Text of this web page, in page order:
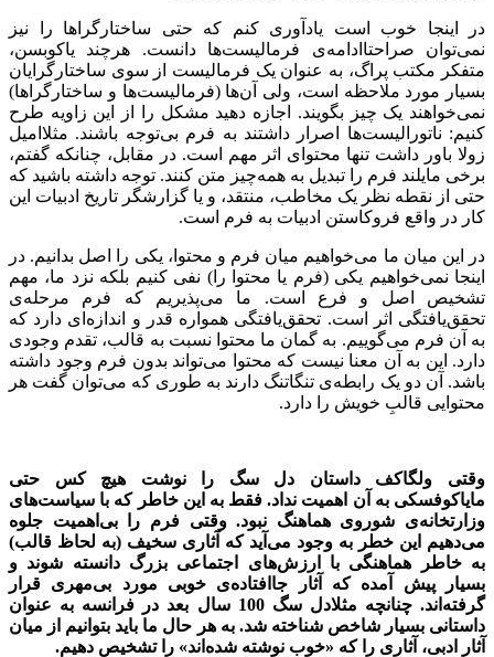
در اینجا خوب است یادآوری کنم که حتی ساختارگراها را نیز
نمی‌توان صراحتا‌ادامه‌ی فرمالیست‌ها دانست. هرچند یاکوبسن،
متفکر مکتب پراگ، به عنوان یک فرمالیست از سوی ساختارگرایان
بسیار مورد ملاحظه است، ولی آن‌ها (فرمالیست‌ها و ساختارگراها)
نمی‌خواهند یک چیز بگویند. اجازه دهید مشکل را از این زاویه طرح
کنیم: ناتورالیست‌ها اصرار داشتند به فرم بی‌توجه باشند. مثلا‌امیل
زولا باور داشت تنها محتوای اثر مهم است. در مقابل، چنانکه گفتم،
برخی مایلند فرم را تبدیل به همه‌چیز متن کنند. توجه داشته باشید که
حتی از نقطه نظر یک مخاطب، منتقد، و یا گزارشگر تاریخ ادبیات این
کار در واقع فروکاستن ادبیات به فرم است.
در این میان ما می‌خواهیم میان فرم و محتوا، یکی را اصل بدانیم. در
اینجا نمی‌خواهیم یکی (فرم یا محتوا را) نفی کنیم بلکه نزد ما، مهم
تشخیص اصل و فرع است. ما می‌پذیریم که فرم مرحله‌ی
تحقق‌یافتگی اثر است. تحقق‌یافتگی همواره قدر و اندازه‌ای دارد که
به آن فرم می‌گوییم. به گمان ما محتوا نسبت به قالب، تقدم وجودی
دارد. این به آن معنا نیست که محتوا می‌تواند بدون فرم وجود داشته
باشد. آن دو یک رابطه‌ی تنگاتنگ دارند به طوری که می‌توان گفت هر
محتوایی قالبِ خویش را دارد.
وقتی ولگاکف داستان دل سگ را نوشت هیچ کس حتی
مایاکوفسکی به آن اهمیت نداد. فقط به این خاطر که با سیاستهای
وزارتخانهی شوروی هماهنگ نبود. وقتی فرم را بی اهمیت جلوه
میدهیم این خطر به وجود می آید که آثاری سخیف (به لحاظ قالب)
به خاطر هماهنگی با ارزشهای اجتماعی بزرگ دانسته شوند و
بسیار پیش آمده که آثار جاافتادهی خوبی مورد بیمهری قرار
گرفته اند. چنانچه مثلا
دل سگ 100 سال بعد در فرانسه به عنوان
داستانی بسیار شاخص شناخته شد. به هر حال ما باید بتوانیم از میان
آثار ادبی، آثاری را که «خوب نوشته شده اند» را تشخیص دهیم.